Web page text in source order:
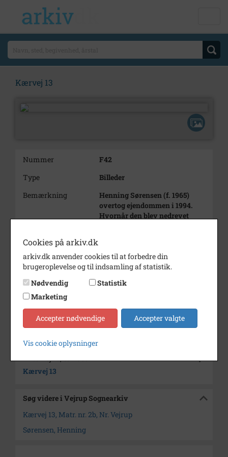
Kærvej 13
Nummer
F42
Type
Billeder
Bemærkning
Henning Sørensen (f. 1965)
overtog ejendommen i 1994.
Hvornår den blev nedrevet
Periode
1948 - 1995
Fotograf
Ukendt
Arkiv
Vejrup Sognearkiv
Yderligere indhold
1Kærvej 13, ca. 1950
Kærvej 13
Søg videre i Vejrup Sognearkiv
Kærvej 13, Matr. nr. 2b, Nr. Vejrup
Sørensen, Henning
Cookies på arkiv.dk
arkiv.dk anvender cookies til at forbedre din
brugeroplevelse og til indsamling af statistik.
Nødvendig
Statistik
Marketing
Accepter nødvendige Accepter valgte
Vis cookie oplysninger